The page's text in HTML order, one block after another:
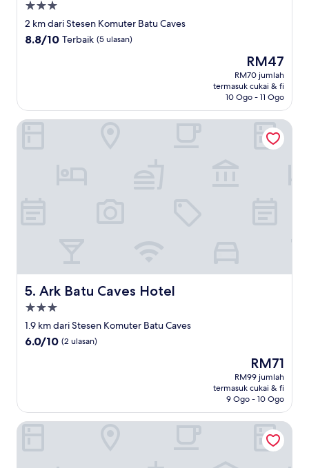
Hartanah
3.0
bintang
2 km dari Stesen Komuter Batu Caves
8.8
8.8/10 Terbaik (5 ulasan)
Harga
ialah
RM47
RM47
RM70 jumlah
termasuk cukai & fi
10 Ogo - 11 Ogo
5. Ark Batu Caves Hotel
Ark Batu Caves Hotel
Hartanah
3.0
bintang
1.9 km dari Stesen Komuter Batu Caves
6.0
6.0/10 (2 ulasan)
Harga
ialah
RM71
RM71
RM99 jumlah
termasuk cukai & fi
9 Ogo - 10 Ogo
Ark Batu Caves Hotel
Lavana Hotel Batu Caves